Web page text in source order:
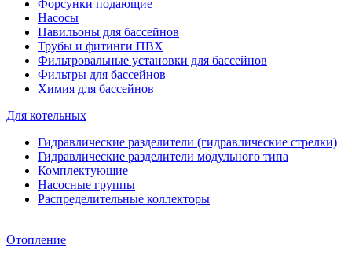
Форсунки подающие
Насосы
Павильоны для бассейнов
Трубы и фитинги ПВХ
Фильтровальные установки для бассейнов
Фильтры для бассейнов
Химия для бассейнов
Для котельных
Гидравлические разделители (гидравлические стрелки)
Гидравлические разделители модульного типа
Комплектующие
Насосные группы
Распределительные коллекторы
Отопление